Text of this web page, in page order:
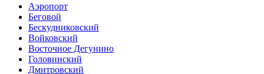
Аэропорт
Беговой
Бескудниковский
Войковский
Восточное Дегунино
Головинский
Дмитровский